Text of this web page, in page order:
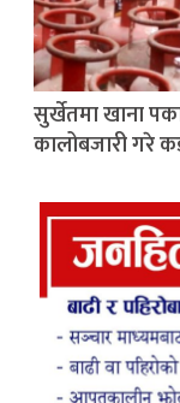
सुर्खेतमा खाना
कालोबजारी गरे